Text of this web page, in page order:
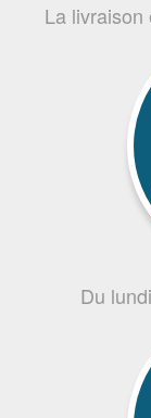
La
Du